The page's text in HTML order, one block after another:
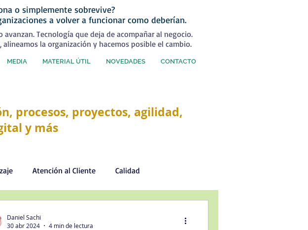
o simplemente sobrevive?
a volver a funcionar como deberían.
Tecnología que deja de acompañar al negocio.
alineamos la organización y hacemos posible el cambio.
MEDIA MATERIAL ÚTIL NOVEDADES CONTACTO
procesos, proyectos, agilidad,
y más
Atención al Cliente Calidad
Daniel Sachi
30 abr 2024
4 min de lectura